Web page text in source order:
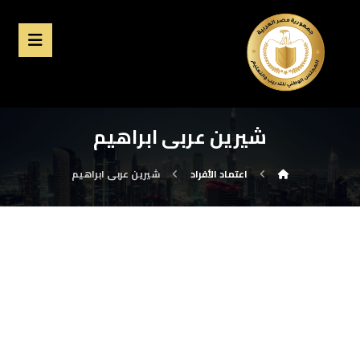
شيرين عربى ابراهيم
اعتماد الأفراد شيرين عربى ابراهيم